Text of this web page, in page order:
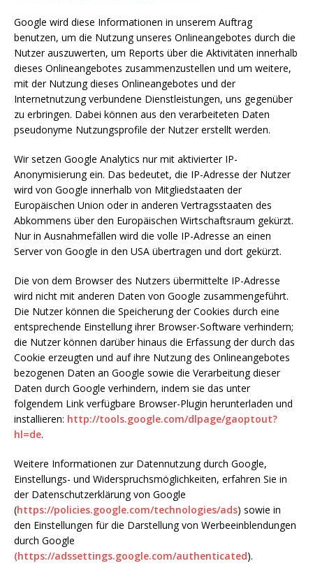
Google wird diese Informationen in unserem Auftrag
benutzen, um die Nutzung unseres Onlineangebotes durch die
Nutzer auszuwerten, um Reports über die Aktivitäten innerhalb
dieses Onlineangebotes zusammenzustellen und um weitere,
mit der Nutzung dieses Onlineangebotes und der
Internetnutzung verbundene Dienstleistungen, uns gegenüber
zu erbringen. Dabei können aus den verarbeiteten Daten
pseudonyme Nutzungsprofile der Nutzer erstellt werden.
Wir setzen Google Analytics nur mit aktivierter IP-
Anonymisierung ein. Das bedeutet, die IP-Adresse der Nutzer
wird von Google innerhalb von Mitgliedstaaten der
Europäischen Union oder in anderen Vertragsstaaten des
Abkommens über den Europäischen Wirtschaftsraum gekürzt.
Nur in Ausnahmefällen wird die volle IP-Adresse an einen
Server von Google in den USA übertragen und dort gekürzt.
Die von dem Browser des Nutzers übermittelte IP-Adresse
wird nicht mit anderen Daten von Google zusammengeführt.
Die Nutzer können die Speicherung der Cookies durch eine
entsprechende Einstellung ihrer Browser-Software verhindern;
die Nutzer können darüber hinaus die Erfassung der durch das
Cookie erzeugten und auf ihre Nutzung des Onlineangebotes
bezogenen Daten an Google sowie die Verarbeitung dieser
Daten durch Google verhindern, indem sie das unter
folgendem Link verfügbare Browser-Plugin herunterladen und
installieren: http://tools.google.com/dlpage/gaoptout?
hl=de.
Weitere Informationen zur Datennutzung durch Google,
Einstellungs- und Widerspruchsmöglichkeiten, erfahren Sie in
der Datenschutzerklärung von Google
(https://policies.google.com/technologies/ads) sowie in
den Einstellungen für die Darstellung von Werbeeinblendungen
durch Google
(https://adssettings.google.com/authenticated).